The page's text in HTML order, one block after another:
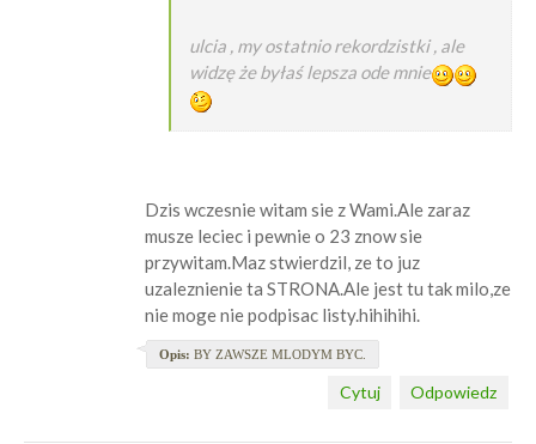
ulcia , my ostatnio rekordzistki , ale
widzę że byłaś lepsza ode mnie
Dzis wczesnie witam sie z Wami.Ale zaraz
musze leciec i pewnie o 23 znow sie
przywitam.Maz stwierdzil, ze to juz
uzaleznienie ta STRONA.Ale jest tu tak milo,ze
nie moge nie podpisac listy.hihihihi.
Opis: BY ZAWSZE MLODYM BYC.
Odpowiedz
Cytuj